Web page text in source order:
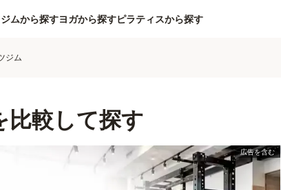
ムから探すヨガから探すピラティスから探す
ジム
比較して探す